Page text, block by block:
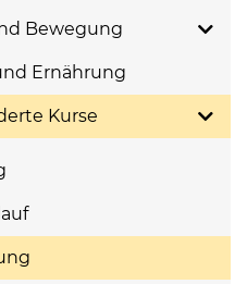
Bewegung
Ernährung
Kurse